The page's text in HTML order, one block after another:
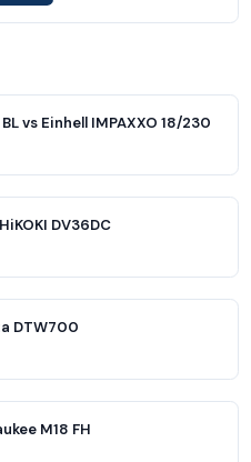
vs Einhell IMPAXXO 18/230
DV36DC
DTW700
M18 FH